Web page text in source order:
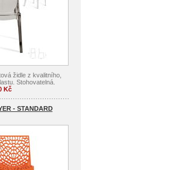
židle z kvalitního,
Stohovatelná.
Kč
- STANDARD